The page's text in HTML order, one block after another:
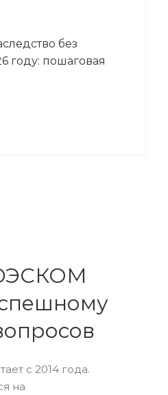
без
году: пошаговая
с 2014 года.
на